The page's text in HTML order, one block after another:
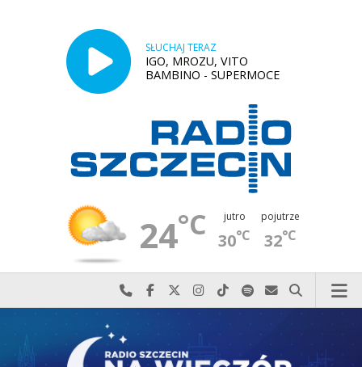
SŁUCHAJ TERAZ
IGO, MROZU, VITO
BAMBINO - SUPERMOCE
24°C jutro
30°C
pojutrze
32°C
Najlepiej po prostu do nas zadzwoń
Odwiedź nas na Facebook-u
Odwiedź nas na X
Odwiedź nas na Instagram-ie
Odwiedź nas na TikTok-u
Szukaj nas na Spotify
Wyślij do nas
Szukaj